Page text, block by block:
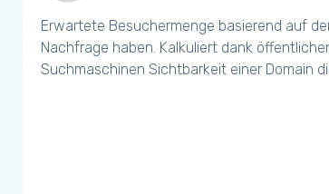
Erwartete Besuchermenge basierend auf
Nachfrage haben. Kalkuliert dank
Suchmaschinen Sichtbarkeit einer Domain